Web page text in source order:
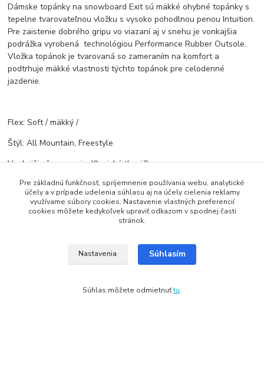
Dámske topánky na snowboard Exit sú mäkké ohybné topánky s
tepelne tvarovateľnou vložku s vysoko pohodlnou penou Intuition.
Pre zaistenie dobrého gripu vo viazaní aj v snehu je vonkajšia
podrážka vyrobená technológiou Performance Rubber Outsole.
Vložka topánok je tvarovaná so zameraním na komfort a
podtrhuje mäkké vlastnosti týchto topánok pre celodenné
jazdenie.
Flex: Soft / mäkký /
Štýl: All Mountain, Freestyle
Vonkajšie šnurovanie: Klasické tkaničky
Vnútorná vložka: Vyberateľná, Tepelne tvarovateľná
Vnútorné šnurovanie s rýchlo uťahovaním
Tovar zaradený v kategóriách
Pre základnú funkčnosť, spríjemnenie používania webu, analytické
účely a v prípade udelenia súhlasu aj na účely cielenia reklamy
využívame súbory cookies. Nastavenie vlastných preferencií
cookies môžete kedykoľvek upraviť odkazom v spodnej časti
stránok.
Nastavenia Súhlasím
Súhlas môžete odmietnuťtu.